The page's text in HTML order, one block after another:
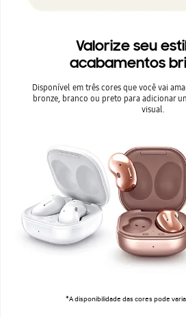
Valorize seu
acabamentos
Disponível em três cores que você vai
bronze, branco ou preto para adicionar
visual.
*A disponibilidade das cores pode